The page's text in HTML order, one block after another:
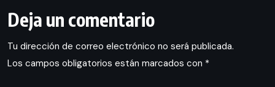
Deja un comentario
Tu dirección de correo electrónico no será publicada.
Los campos obligatorios están marcados con *